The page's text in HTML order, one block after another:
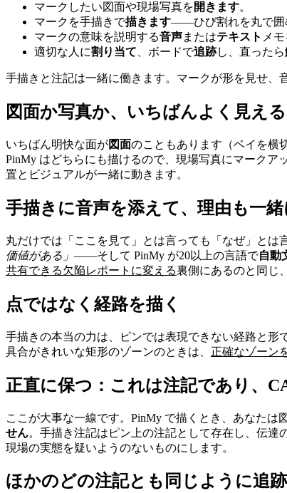
マークしたい図面や現場写真を開きます。
マークを手描きで描きます——ひび割れを丸で囲
マークの意味を説明する音声またはテキスト メ
適切な人に割り当て 、ボードで追跡し、直ったら
手描きと注記は一緒に働きます。マークが形を見せ、
図面か写真か、いちばんよく見え
いちばん明快な面が図面のこともあります（ベイを横
PinMy はどちらにも描けるので、現場写真にマーク
置とビジュアルが一緒に動きます。
手描きに音声を添えて、理由も一
丸だけでは「ここを見て」とは言っても「なぜ」とは
価値がある」 ——そして PinMy が20以上の言語で自動
共有できる欠陥レポートに変える裏側にあるのと同じ
点ではなく経路を描く
手描きの本当の力は、ピンでは表現できない経路と
具合がきれいな矩形のゾーンのときは、 正確なゾーン
正直に保つ：これは注記であり、
ここが大事な一線です。PinMy で描くとき、あなたは
せん。手描き注記はピン上の注記として存在し、伝
現場の実態を疑いようのないものにします。
ほかのどの注記とも同じように追